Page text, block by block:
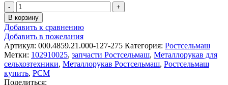
Количество
товара
000.4859.21.000-
127-
275
МЕТАЛЛОРУКАВ
В корзину
Добавить к сравнению
Добавить в пожелания
Артикул: 000.4859.21.000-127-275 Категория: Ростсельмаш
Метки: 102910025, запчасти Ростсельмаш, Металлорукав для
сельхозтехники, Металлорукав Ростсельмаш, Ростсельмаш
купить, РСМ
Поделиться: